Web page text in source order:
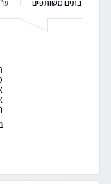
בתים משותפים